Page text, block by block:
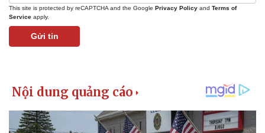
This site is protected by reCAPTCHA and the Google Privacy Policy and Terms of
Service apply.
Gửi tin